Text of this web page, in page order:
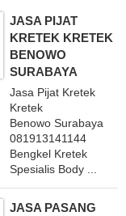
JASA PIJAT
KRETEK KRETEK
BENOWO
SURABAYA
Jasa Pijat Kretek
Kretek
Benowo Surabaya
081913141144
Bengkel Kretek
Spesialis Body ...
JASA PASANG